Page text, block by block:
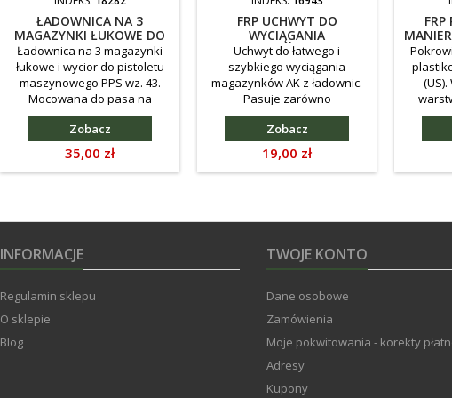
ŁADOWNICA NA 3
MAGAZYNKI ŁUKOWE DO
PPS-43
Ładownica na 3 magazynki
łukowe i wycior do pistoletu
maszynowego PPS wz. 43.
Mocowana do pasa na
parciane szlufki.
Zobacz
Cena
35,00 zł
FRP UCHWYT DO
WYCIĄGANIA
MAGAZYNKÓW AK, DPM
HYBRYDOWY
Uchwyt do łatwego i
szybkiego wyciągania
magazynków AK z ładownic.
Pasuje zarówno
do magazynków do karabinu
AK-47 jak i AK-74. Stalowych i
bakelitowych.
Zobacz
Cena
19,00 zł
FRP
której
INFORMACJE
Regulamin sklepu
O sklepie
Blog
TWOJE KONTO
Dane osobowe
Zamówienia
Moje pokwitowania - korekty
Adresy
Kupony